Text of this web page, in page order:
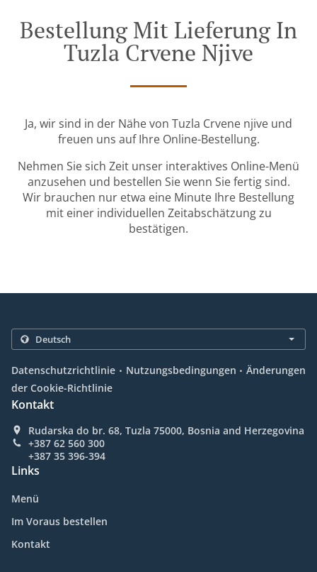
Bestellung Mit Lieferung In
Tuzla Crvene Njive
Ja, wir sind in der Nähe von Tuzla Crvene njive und
freuen uns auf Ihre Online-Bestellung.
Nehmen Sie sich Zeit unser interaktives Online-Menü
anzusehen und bestellen Sie wenn Sie fertig sind.
Wir brauchen nur etwa eine Minute Ihre Bestellung
mit einer individuellen Zeitabschätzung zu
bestätigen.
Datenschutzrichtlinie . Nutzungsbedingungen . Änderungen
der Cookie-Richtlinie
Kontakt
Rudarska do br. 68, Tuzla 75000, Bosnia and Herzegovina
+387 62 560 300
+387 35 396-394
Links
Menü
Im Voraus bestellen
Kontakt